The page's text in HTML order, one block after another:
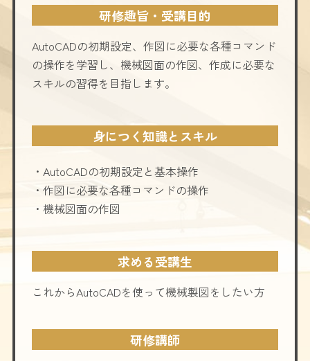
研修趣旨・受講目的
AutoCADの初期設定、作図に必要な各種コマンド
の操作を学習し、機械図面の作図、作成に必要な
スキルの習得を目指します。
身につく知識とスキル
・AutoCADの初期設定と基本操作
・作図に必要な各種コマンドの操作
・機械図面の作図
求める受講生
これからAutoCADを使って機械製図をしたい方
研修講師